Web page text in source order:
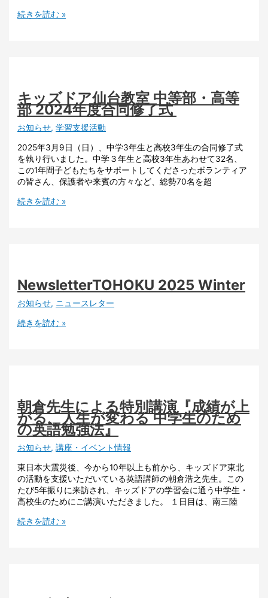
続きを読む »
キッズドア仙台教室 中等部・高等
部 2024年度合同修了式
お知らせ,学習支援活動
2025年3月9日（日）、中学3年生と高校3年生の合同修了式
を執り行いました。中学３年生と高校3年生あわせて32名、
この1年間子どもたちをサポートしてくださったボランティア
の皆さん、保護者や来賓の方々など、総勢70名を超
続きを読む »
NewsletterTOHOKU 2025 Winter
お知らせ, ニュースレター
続きを読む »
朝倉先生による特別講演『成績が上
がる、人生が変わる 中学生のため
の英語勉強法』
お知らせ,講座・イベント情報
東日本大震災後、今から10年以上も前から、キッズドア東北
の活動を支援いただいている英語講師の朝倉浩之先生。この
たび5年振りに来訪され、キッズドアの学習会に通う中学生・
高校生のためにご講演いただきました。 １日目は、南三陸
続きを読む »